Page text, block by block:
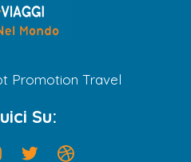
Promotion Travel
Su: